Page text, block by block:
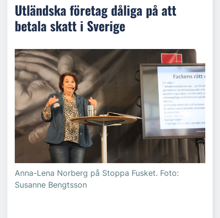
Utländska företag dåliga på att
betala skatt i Sverige
Anna-Lena Norberg på Stoppa Fusket. Foto:
Susanne Bengtsson